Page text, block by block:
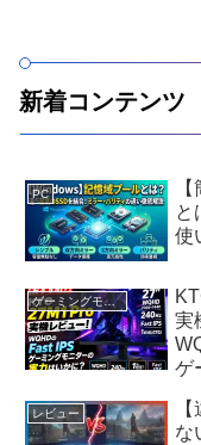
新着コンテンツ
PC
と
使
ゲーミングモニター
実
ゲ
レビュー
な